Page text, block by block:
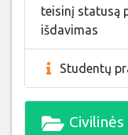
teisinį statusą
išdavimas
Studentų